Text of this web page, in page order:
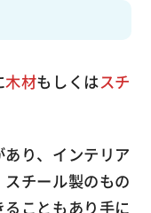
木材もしくはスチ
り、インテリア
チール製のもの
こともあり手に